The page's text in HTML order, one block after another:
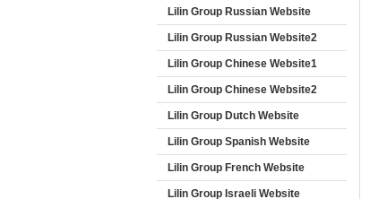
Lilin Group Russian Website
Lilin Group Russian Website2
Lilin Group Chinese Website1
Lilin Group Chinese Website2
Lilin Group Dutch Website
Lilin Group Spanish Website
Lilin Group French Website
Lilin Group Israeli Website